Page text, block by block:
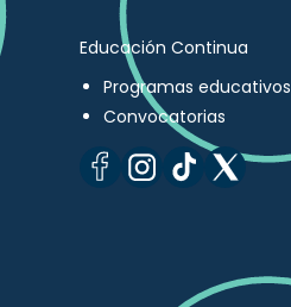
Educación Continua
Programas educativos
Convocatorias